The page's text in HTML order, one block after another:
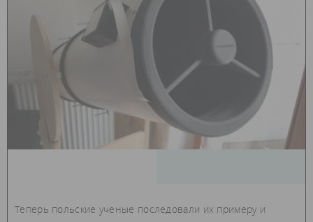
Теперь польские ученые последовали их примеру и